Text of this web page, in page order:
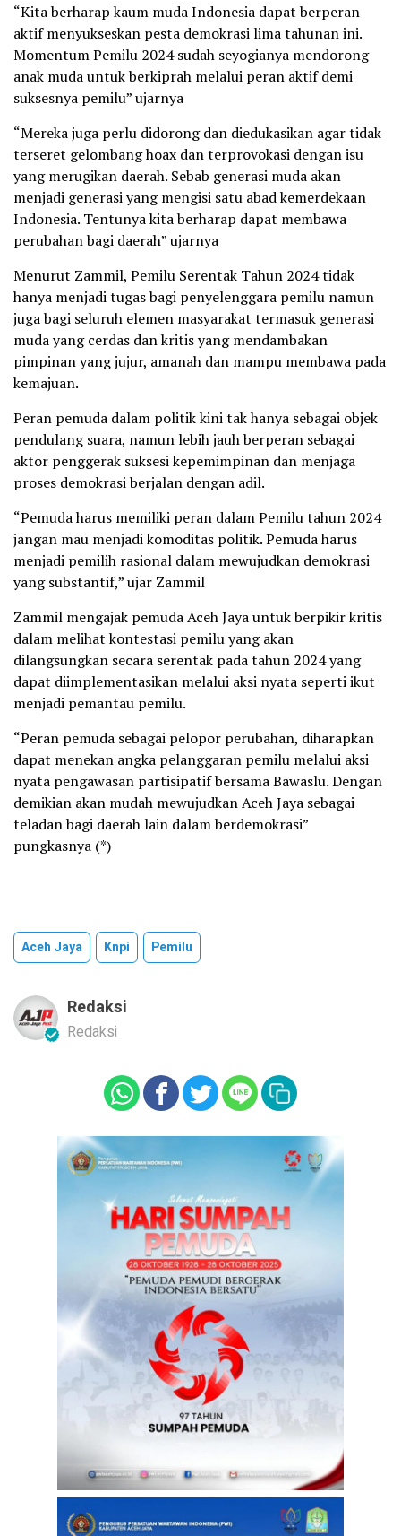
“Kita berharap kaum muda Indonesia dapat berperan
aktif menyukseskan pesta demokrasi lima tahunan ini.
Momentum Pemilu 2024 sudah seyogianya mendorong
anak muda untuk berkiprah melalui peran aktif demi
suksesnya pemilu” ujarnya
“Mereka juga perlu didorong dan diedukasikan agar tidak
terseret gelombang hoax dan terprovokasi dengan isu
yang merugikan daerah. Sebab generasi muda akan
menjadi generasi yang mengisi satu abad kemerdekaan
Indonesia. Tentunya kita berharap dapat membawa
perubahan bagi daerah” ujarnya
Menurut Zammil, Pemilu Serentak Tahun 2024 tidak
hanya menjadi tugas bagi penyelenggara pemilu namun
juga bagi seluruh elemen masyarakat termasuk generasi
muda yang cerdas dan kritis yang mendambakan
pimpinan yang jujur, amanah dan mampu membawa pada
kemajuan.
Peran pemuda dalam politik kini tak hanya sebagai objek
pendulang suara, namun lebih jauh berperan sebagai
aktor penggerak suksesi kepemimpinan dan menjaga
proses demokrasi berjalan dengan adil.
“Pemuda harus memiliki peran dalam Pemilu tahun 2024
jangan mau menjadi komoditas politik. Pemuda harus
menjadi pemilih rasional dalam mewujudkan demokrasi
yang substantif,” ujar Zammil
Zammil mengajak pemuda Aceh Jaya untuk berpikir kritis
dalam melihat kontestasi pemilu yang akan
dilangsungkan secara serentak pada tahun 2024 yang
dapat diimplementasikan melalui aksi nyata seperti ikut
menjadi pemantau pemilu.
“Peran pemuda sebagai pelopor perubahan, diharapkan
dapat menekan angka pelanggaran pemilu melalui aksi
nyata pengawasan partisipatif bersama Bawaslu. Dengan
demikian akan mudah mewujudkan Aceh Jaya sebagai
teladan bagi daerah lain dalam berdemokrasi”
pungkasnya (*)
Aceh Jaya Knpi Pemilu
Redaksi
Redaksi